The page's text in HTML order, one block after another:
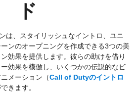
ド
は、スタイリッシュなイントロ、ユニ
ンのオープニングを作成できる3つの美
効果を提供します。彼らの助けを借り
効果を模倣し、いくつかの伝説的なビ
メーション（Call of Dutyのイントロ
きます。